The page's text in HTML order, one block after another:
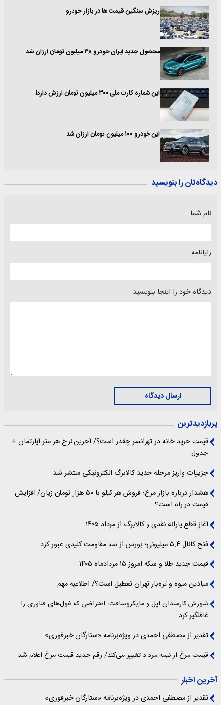
ریزش سنگین قیمت ها در بازار خودرو
محصول جدید ایران خودرو ۳۸ میلیون تومان ارزان شد
این شماره کارت ملی‌ ۳۰۰ میلیون تومان ارزش دارد!
این خودرو ۱۰۰ میلیون تومان ارزان شد
دیدگاه‌تان را بنویسید
نام شما
رایانامه
دیدگاه خود را اینجا بنویسید:
ارسال دیدگاه
پربازدیدترین
قیمت خرید خانه در تهرانسر چقدر است؟/ آخرین نرخ هر متر آپارتمان +
جدول
جزییات واریز مرحله جدید کالابرگ الکترونیکی منتشر شد
هشدار درباره بازار مرغ؛ فروش هر کیلو با ۵۰ هزار تومان زیان/ افزایش
قیمت در راه است؟
آغاز قطع یارانه نقدی و کالابرگ از مرداد ۱۴۰۵
فتح کانال ۵.۴ میلیونی؛ بورس از سد مقاومت کلیدی عبور کرد
قیمت جدید طلا و سکه امروز ۱۵ مردادماه ۱۴۰۵
میادین میوه و تره‌بار تهران تعطیل است؟/ اطلاعیه مهم
شورش کارمندان اپل و مایکروسافت؛ اعتراضی که غول‌های فناوری را
غافلگیر کرد
تقدیر از مصطفی احمدی در ویژه‌برنامه «ستارگان خبرفوری»
قیمت مرغ از نیمه مرداد تغییر می‌کند/ رقم جدید قیمت مرغ اعلام شد
آخرین اخبار
تقدیر از مصطفی احمدی در ویژه‌برنامه «ستارگان خبرفوری»